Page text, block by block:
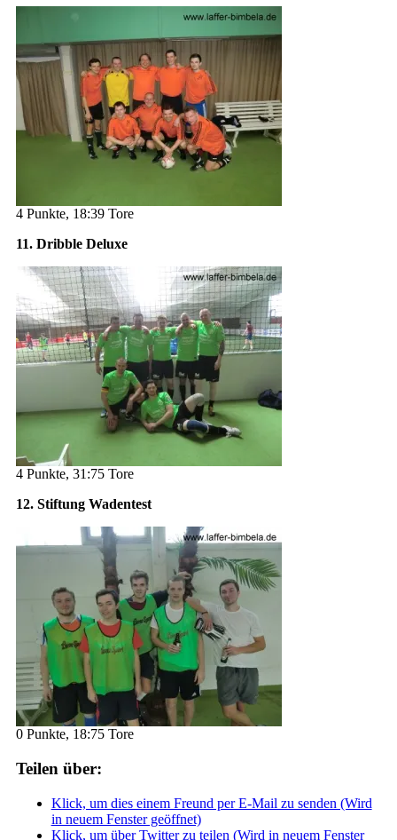
4 Punkte, 18:39 Tore
11. Dribble Deluxe
4 Punkte, 31:75 Tore
12. Stiftung Wadentest
0 Punkte, 18:75 Tore
Teilen über:
Klick, um dies einem Freund per E-Mail zu senden (Wird
in neuem Fenster geöffnet)
Klick, um über Twitter zu teilen (Wird in neuem Fenster